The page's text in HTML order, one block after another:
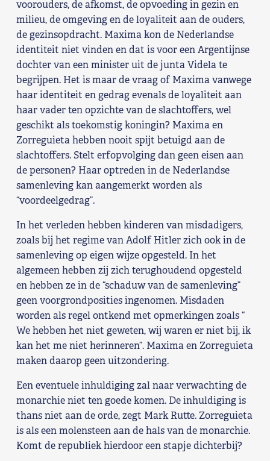
voorouders, de afkomst, de opvoeding in gezin en
milieu, de omgeving en de loyaliteit aan de ouders,
de gezinsopdracht. Maxima kon de Nederlandse
identiteit niet vinden en dat is voor een Argentijnse
dochter van een minister uit de junta Videla te
begrijpen. Het is maar de vraag of Maxima vanwege
haar identiteit en gedrag evenals de loyaliteit aan
haar vader ten opzichte van de slachtoffers, wel
geschikt als toekomstig koningin? Maxima en
Zorreguieta hebben nooit spijt betuigd aan de
slachtoffers. Stelt erfopvolging dan geen eisen aan
de personen? Haar optreden in de Nederlandse
samenleving kan aangemerkt worden als
“voordeelgedrag”.
In het verleden hebben kinderen van misdadigers,
zoals bij het regime van Adolf Hitler zich ook in de
samenleving op eigen wijze opgesteld. In het
algemeen hebben zij zich terughoudend opgesteld
en hebben ze in de “schaduw van de samenleving”
geen voorgrondposities ingenomen. Misdaden
worden als regel ontkend met opmerkingen zoals “
We hebben het niet geweten, wij waren er niet bij, ik
kan het me niet herinneren”. Maxima en Zorreguieta
maken daarop geen uitzondering.
Een eventuele inhuldiging zal naar verwachting de
monarchie niet ten goede komen. De inhuldiging is
thans niet aan de orde, zegt Mark Rutte. Zorreguieta
is als een molensteen aan de hals van de monarchie.
Komt de republiek hierdoor een stapje dichterbij?